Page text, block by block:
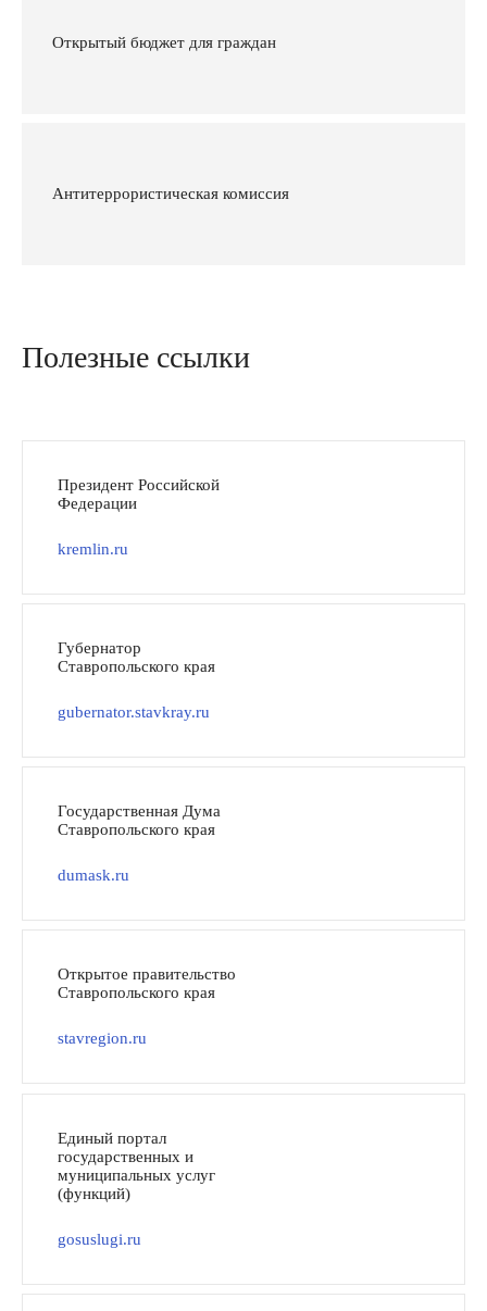
Открытый бюджет для граждан
Антитеррористическая комиссия
Полезные ссылки
Президент Российской
Федерации
kremlin.ru
Губернатор
Ставропольского края
gubernator.stavkray.ru
Государственная Дума
Ставропольского края
dumask.ru
Открытое правительство
Ставропольского края
stavregion.ru
Единый портал
государственных и
муниципальных услуг
(функций)
gosuslugi.ru